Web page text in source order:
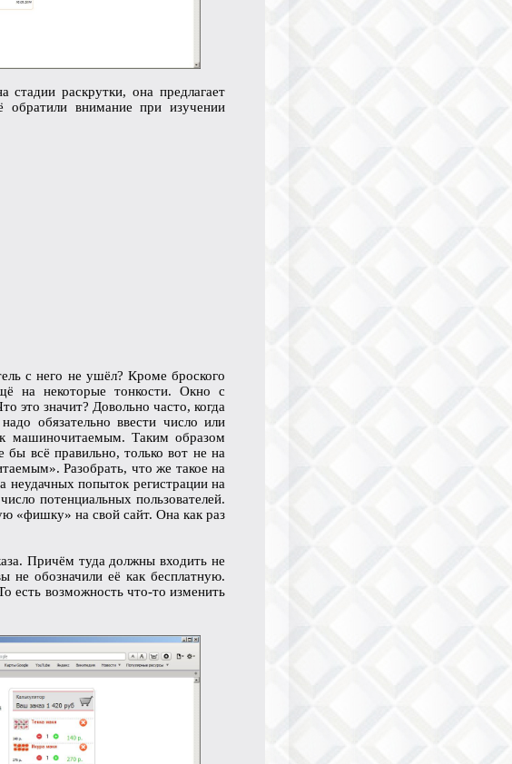
раскрутки, она предлагает
обратили внимание при изучении
с него не ушёл? Кроме броского
на некоторые тонкости. Окно с
это значит? Довольно часто, когда
обязательно ввести число или
к машиночитаемым. Таким образом
бы всё правильно, только вот не на
Разобрать, что же такое на
неудачных попыток регистрации на
потенциальных пользователей.
«фишку» на свой сайт. Она как раз
Причём туда должны входить не
не обозначили её как бесплатную.
есть возможность что-то изменить